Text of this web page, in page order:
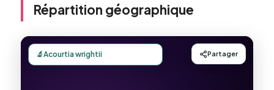
Répartition géographique